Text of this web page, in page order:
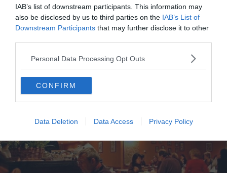
IAB’s list of downstream participants. This information may
also be disclosed by us to third parties on the IAB’s List of
Downstream Participants that may further disclose it to other
Personal Data Processing Opt Outs
CONFIRM
Data Deletion Data Access Privacy Policy
au paprika et à la crème fraîche qui a du corps. Le
paprikás csirkeavecgaluska est également très bien
exécuté. Pas de réservation en ligne possible, il faut
appeler ou tenter sa chance en arrivant.
Café Kör — bistrot chic, ardoise du jour,
clientèle de diplomates